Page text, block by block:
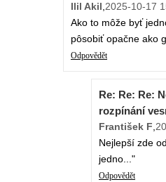
Ilil Akil 2025-10-17
Ako to môže byť
pôsobiť opačne ako
Odpovědět
Re: Re: Re:
rozpínání
František F
Nejlepší zde
jedno..."
Odpovědět